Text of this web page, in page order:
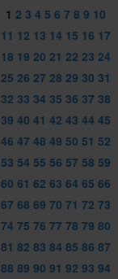
1 2 3 4 5 6 7 8 9 10
11 12 13 14 15 16 17
18 19 20 21 22 23 24
25 26 27 28 29 30 31
32 33 34 35 36 37 38
39 40 41 42 43 44 45
46 47 48 49 50 51 52
53 54 55 56 57 58 59
60 61 62 63 64 65 66
67 68 69 70 71 72 73
74 75 76 77 78 79 80
81 82 83 84 85 86 87
88 89 90 91 92 93 94